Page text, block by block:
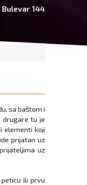
Bulevar 144
sa baštom i
drugare tu je
elementi koji
prijatan uz
uz
ili prvu